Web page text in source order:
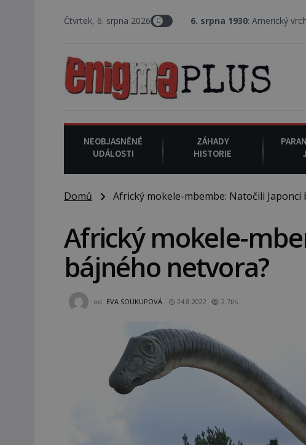
Čtvrtek, 6. srpna 2026
6. srpna 1930 : Americký vrchní soudce
NEOBJASNĚNÉ
UDÁLOSTI
ZÁHADY
HISTORIE
Domů Africký mokele-mbembe: Natočili Japonci
Africký mokele-
bájného netvora?
od EVA SOUKUPOVÁ 24.8.2022 2.7tis